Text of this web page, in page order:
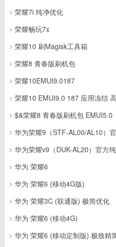
荣耀7i 纯净优化
荣耀畅玩7x
荣耀10 刷Magisk工具箱
荣耀8 青春版刷机包
荣耀10EMUI9.0187
荣耀10 EMUI9.0 187 应用冻结
$&荣耀8 青春版刷机包 EMUI5.0
华为荣耀9（STF-AL00/AL10）
华为荣耀v9（DUK-AL20）官方
华为 荣耀6
华为 荣耀6 (移动4G版)
华为 荣耀3C (联通版) 极简优化
华为 荣耀6 (移动4G)
华为 荣耀6 (移动定制版) 极致精